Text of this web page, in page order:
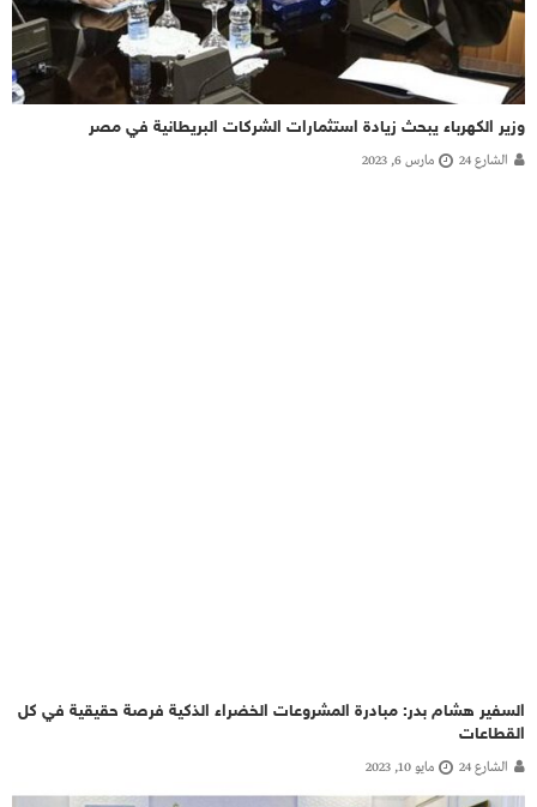
وزير الكهرباء يبحث زيادة استثمارات الشركات البريطانية في مصر
الشارع 24 مارس 6, 2023
السفير هشام بدر: مبادرة المشروعات الخضراء الذكية فرصة حقيقية في كل
القطاعات
الشارع 24 مايو 10, 2023